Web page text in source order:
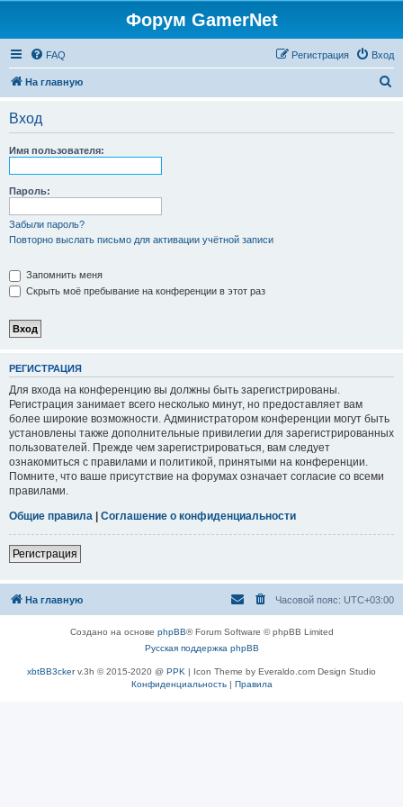
Форум GamerNet
FAQ Вход
Регистрация
На главную
Вход
Имя пользователя:
Пароль:
Забыли пароль?
Повторно выслать письмо для активации учётной записи
Запомнить меня
Скрыть моё пребывание на конференции в этот раз
РЕГИСТРАЦИЯ
Для входа на конференцию вы должны быть зарегистрированы.
Регистрация занимает всего несколько минут, но предоставляет вам
более широкие возможности. Администратором конференции могут быть
установлены также дополнительные привилегии для зарегистрированных
пользователей. Прежде чем зарегистрироваться, вам следует
ознакомиться с правилами и политикой, принятыми на конференции.
Помните, что ваше присутствие на форумах означает согласие со всеми
правилами.
Общие правила | Соглашение о конфиденциальности
Регистрация
На главную Часовой пояс: UTC+03:00
Создано на основе phpBB® Forum Software © phpBB Limited
Русская поддержка phpBB
xbtBB3ckerv.3h © 2015-2020 @ PPK | Icon Theme by Everaldo.com Design Studio
Конфиденциальность| Правила